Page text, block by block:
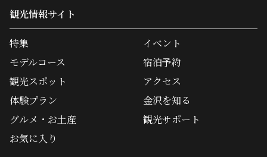
観光情報サイト
特集
モデルコース
観光スポット
体験プラン
グルメ・お土産
イベント
宿泊予約
アクセス
金沢を知る
観光サポート
お気に入り